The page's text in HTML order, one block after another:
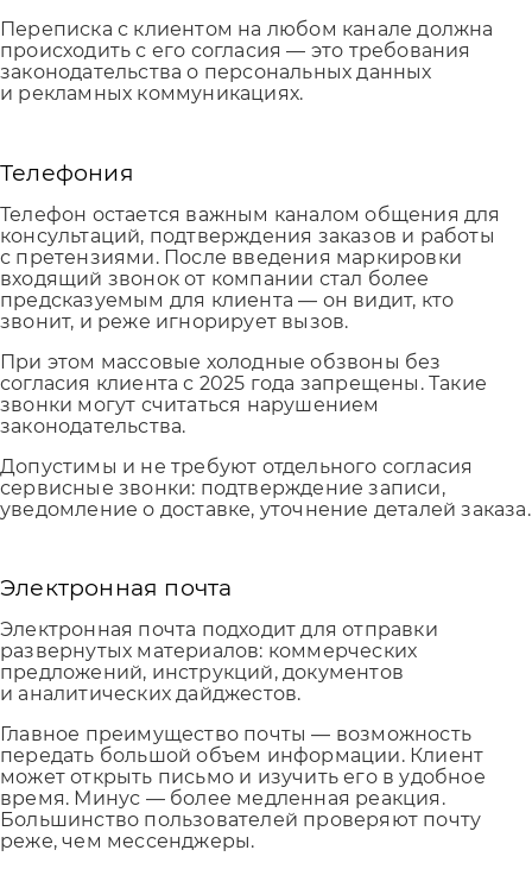
Переписка с клиентом на любом канале должна
происходить с его согласия — это требования
законодательства о персональных данных
и рекламных коммуникациях.
Телефония
Телефон остается важным каналом общения для
консультаций, подтверждения заказов и работы
с претензиями. После введения маркировки
входящий звонок от компании стал более
предсказуемым для клиента — он видит, кто
звонит, и реже игнорирует вызов.
При этом массовые холодные обзвоны без
согласия клиента с 2025 года запрещены. Такие
звонки могут считаться нарушением
законодательства.
Допустимы и не требуют отдельного согласия
сервисные звонки: подтверждение записи,
уведомление о доставке, уточнение деталей заказа.
Электронная почта
Электронная почта подходит для отправки
развернутых материалов: коммерческих
предложений, инструкций, документов
и аналитических дайджестов.
Главное преимущество почты — возможность
передать большой объем информации. Клиент
может открыть письмо и изучить его в удобное
время. Минус — более медленная реакция.
Большинство пользователей проверяют почту
реже, чем мессенджеры.